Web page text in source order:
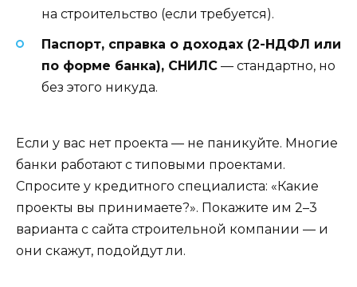
на строительство (если требуется).
Паспорт, справка о доходах (2-НДФЛ или
по форме банка), СНИЛС — стандартно, но
без этого никуда.
Если у вас нет проекта — не паникуйте. Многие
банки работают с типовыми проектами.
Спросите у кредитного специалиста: «Какие
проекты вы принимаете?». Покажите им 2–3
варианта с сайта строительной компании — и
они скажут, подойдут ли.